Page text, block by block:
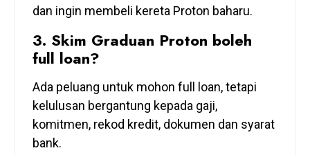
dan ingin membeli kereta Proton baharu.
3. Skim Graduan Proton boleh
full loan?
Ada peluang untuk mohon full loan, tetapi
kelulusan bergantung kepada gaji,
komitmen, rekod kredit, dokumen dan syarat
bank.